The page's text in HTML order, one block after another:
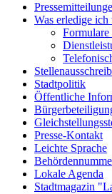
Was erledige ich
Stadtpolitik
Öffentliche
Presse-Kontakt
Leichte Sprache
Lokale Agenda
Stadtmagazin